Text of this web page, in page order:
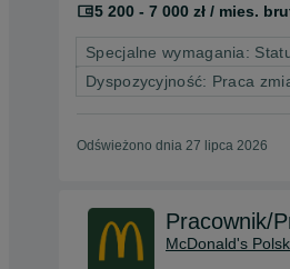
5 200 - 7 000 zł / mies.
Specjalne wymagania:
Dyspozycyjność: Praca
Odświeżono dnia 27 lipca 2026
Pracownik/
McDonald's